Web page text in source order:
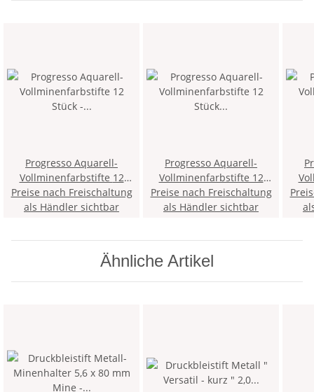
Progresso Aquarell-
Vollminenfarbstifte 12
Stück - 131 / French Pink
Preise nach Freischaltung
als Händler sichtbar
Progresso Aquarell-
Vollminenfarbstifte 12
Stück -170 / Pyrrole Red -
Preise nach Freischaltung
als Händler sichtbar
Ähnliche Artikel